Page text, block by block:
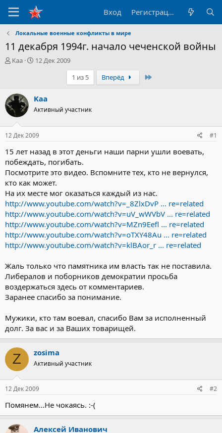
Вход Регистрация
Локальные военные конфликты в мире
11 декабря 1994г. начало чеченской войны
А
р
т
е
м
ы
Kaa
Д
н
а
ч
л
а
12 Дек 2009
1 из 5
Вперёд
Kaa
Активный участник
12 Дек 2009 #1
15 лет назад в этот деньги наши парни ушли воевать,
побеждать, погибать.
Посмотрите это видео. Вспомните тех, кто не вернулся,
кто как может.
На их месте мог оказаться каждый из нас.
http://www.youtube.com/watch?v=_8ZlxDvP ... re=related
http://www.youtube.com/watch?v=uV_wWVbV ... re=related
http://www.youtube.com/watch?v=MZn9Eefl ... re=related
http://www.youtube.com/watch?v=oTXY48Au ... re=related
http://www.youtube.com/watch?v=klBAor_r ... re=related
Жаль только что памятника им власть так не поставила.
Либералов и поборников демократии просьба
воздержаться здесь от комментариев.
Заранее спасибо за понимание.
Мужики, кто там воевал, спасибо Вам за исполненный
долг. За вас и за Ваших товарищей.
Z zosima
Активный участник
12 Дек 2009 #2
Помянем...Не чокаясь. :-(
Алексей Иванович